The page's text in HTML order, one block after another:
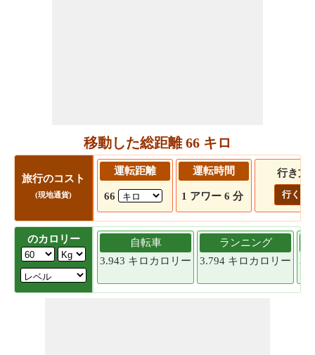
移動した総距離 66 キロ
旅行のコスト
(現地通貨)
運転距離
66
運転時間
1 アワー 6 分
行き方
行く!
のカロリー
自転車
3.943 キロカロリー
ランニング
3.794 キロカロリー